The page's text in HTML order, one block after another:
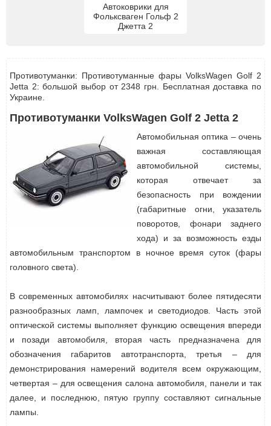
Автоковрики для
Фольксваген Гольф 2
Джетта 2
Противотуманки: Противотуманные фары VolksWagen Golf 2
Jetta 2: большой выбор от 2348 грн. Бесплатная доставка по
Украине.
Противотуманки VolksWagen Golf 2 Jetta 2
Автомобильная оптика – очень
важная составляющая
автомобильной системы,
которая отвечает за
безопасность при вождении
(габаритные огни, указатель
поворотов, фонари заднего
хода) и за возможность езды
автомобильным транспортом в ночное время суток (фары
головного света).
В современных автомобилях насчитывают более пятидесяти
разнообразных ламп, лампочек и светодиодов. Часть этой
оптической системы выполняет функцию освещения впереди
и позади автомобиля, вторая часть предназначена для
обозначения габаритов автотранспорта, третья – для
демонстрирования намерений водителя всем окружающим,
четвертая – для освещения салона автомобиля, панели и так
далее, и последнюю, пятую группу составляют сигнальные
лампы.